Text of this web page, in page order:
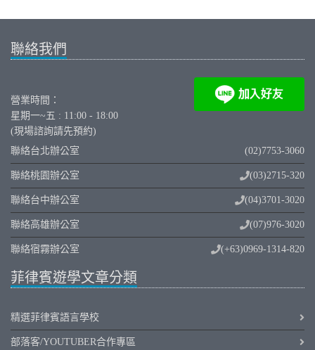
聯絡我們
營業時間：
星期一~五 : 11:00 - 18:00
(現場諮詢請先預約)
聯絡台北辦公室
(02)7753-3060
聯絡桃園辦公室 (03)2715-320
聯絡台中辦公室 (04)3701-3020
聯絡高雄辦公室 (07)976-3020
聯絡宿霧辦公室 (+63)0969-1314-820
菲律賓遊學文章分類
精選菲律賓語言學校
部落客/YOUTUBER合作專區